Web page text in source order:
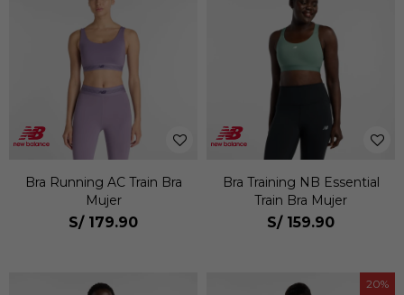
Bra Running AC Train Bra
Mujer
S/ 179.90
Bra Training NB Essential
Train Bra Mujer
S/ 159.90
20